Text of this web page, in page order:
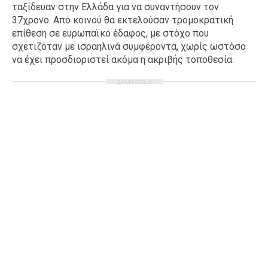
ταξίδευαν στην Ελλάδα για να συναντήσουν τον
37χρονο. Από κοινού θα εκτελούσαν τρομοκρατική
επίθεση σε ευρωπαϊκό έδαφος, με στόχο που
σχετιζόταν με ισραηλινά συμφέροντα, χωρίς ωστόσο
να έχει προσδιοριστεί ακόμα η ακριβής τοποθεσία.
ΔΙΑΦΗΜΙΣΗ